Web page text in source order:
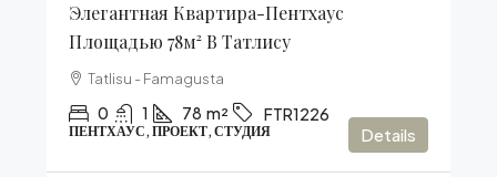
Элегантная Квартира-Пентхаус
Площадью 78м² В Татлису
Tatlisu - Famagusta
0 1 78 m² FTR1226
ПЕНТХАУС, ПРОЕКТ, СТУДИЯ Details